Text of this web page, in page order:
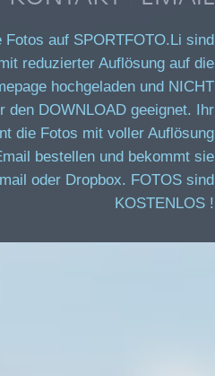
Fotos auf SPORTFOTO.Li sind
reduzierter Auflösung auf die
hochgeladen und NICHT
den DOWNLOAD geeignet. Ihr
die Fotos mit voller Auflösung
bestellen und bekommt sie
oder Dropbox. FOTOS sind
KOSTENLOS !